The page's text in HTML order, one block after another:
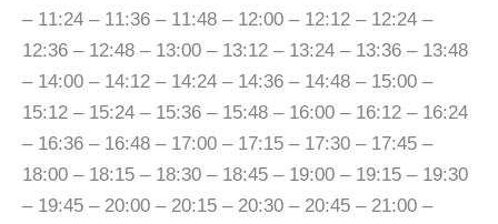
– 11:24 – 11:36 – 11:48 – 12:00 – 12:12 – 12:24 –
12:36 – 12:48 – 13:00 – 13:12 – 13:24 – 13:36 – 13:48
– 14:00 – 14:12 – 14:24 – 14:36 – 14:48 – 15:00 –
15:12 – 15:24 – 15:36 – 15:48 – 16:00 – 16:12 – 16:24
– 16:36 – 16:48 – 17:00 – 17:15 – 17:30 – 17:45 –
18:00 – 18:15 – 18:30 – 18:45 – 19:00 – 19:15 – 19:30
– 19:45 – 20:00 – 20:15 – 20:30 – 20:45 – 21:00 –